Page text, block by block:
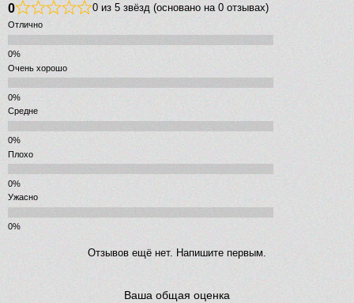
0 0 из 5 звёзд (основано на 0 отзывах)
Отлично
Очень хорошо
Средне
Плохо
Ужасно
Отзывов ещё нет. Напишите первым.
Ваша общая оценка